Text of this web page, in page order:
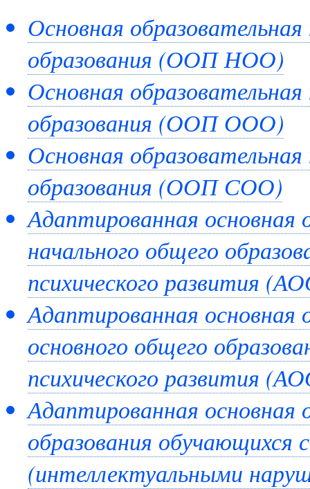
Основная
образования (ООП НОО)
Основная
образования (ООП ООО)
Основная
образования (ООП СОО)
Адаптированная основная
начального общего
психического развития
Адаптированная основная
основного общего
психического развития
Адаптированная основная
образования
(интеллектуальными